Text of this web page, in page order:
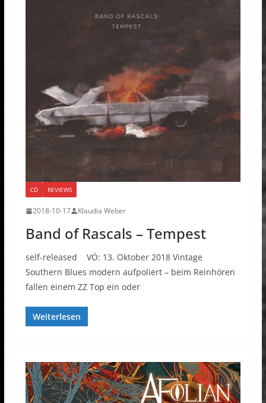
CD REVIEWS
2018-10-17 Klaudia Weber
Band of Rascals – Tempest
self-released VÖ: 13. Oktober 2018 Vintage
Southern Blues modern aufpoliert – beim Reinhören
fallen einem ZZ Top ein oder
Weiterlesen